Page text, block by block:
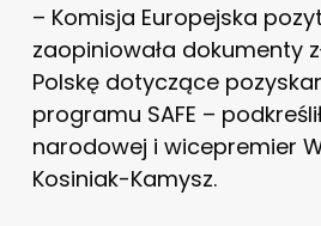
– Komisja Europejska
zaopiniowała dokumenty
Polskę dotyczące
programu SAFE –
narodowej i wicepremier
Kosiniak-Kamysz.